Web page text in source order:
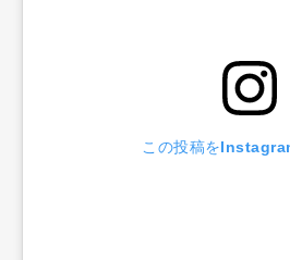
この投稿を